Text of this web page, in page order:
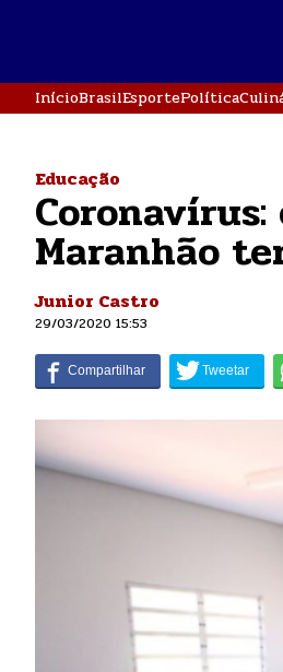
InícioBrasilEsportePolítica
Educação
Maranhão
Junior Castro
29/03/2020 15:53